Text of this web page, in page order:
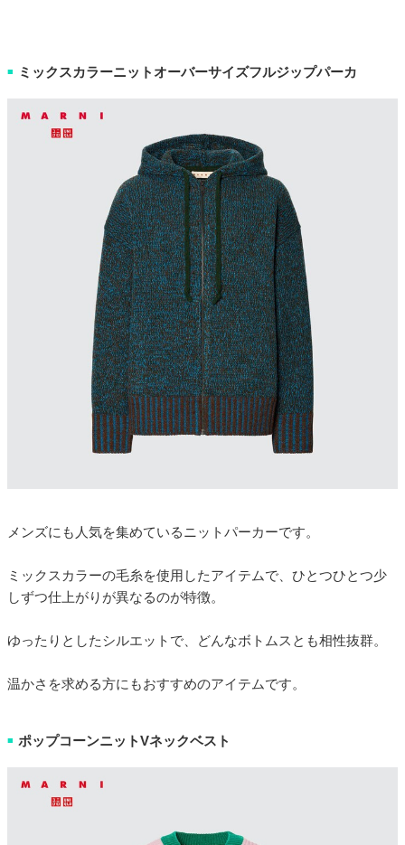
■ ミックスカラーニットオーバーサイズフルジップパーカ
メンズにも人気を集めているニットパーカーです。
ミックスカラーの毛糸を使用したアイテムで、ひとつひとつ少
しずつ仕上がりが異なるのが特徴。
ゆったりとしたシルエットで、どんなボトムスとも相性抜群。
温かさを求める方にもおすすめのアイテムです。
■ ポップコーンニットVネックベスト